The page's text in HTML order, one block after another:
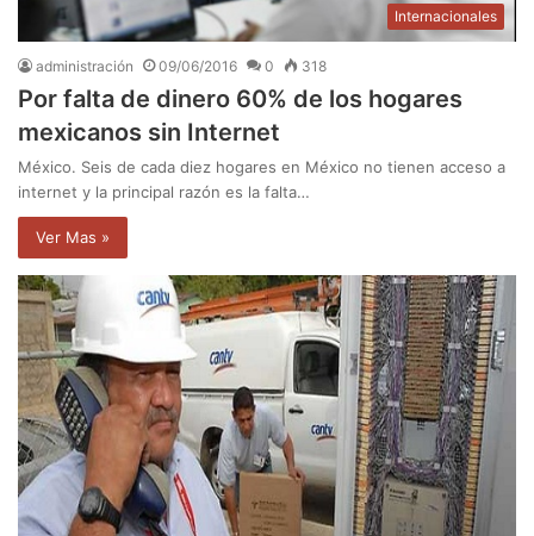
Internacionales
administración 09/06/2016 0 318
Por falta de dinero 60% de los hogares
mexicanos sin Internet
México. Seis de cada diez hogares en México no tienen acceso a
internet y la principal razón es la falta…
Ver Mas »